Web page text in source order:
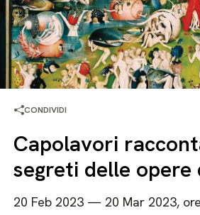
CONDIVIDI
Capolavori
segreti delle opere
20 Feb 2023 — 20 Mar 2023,